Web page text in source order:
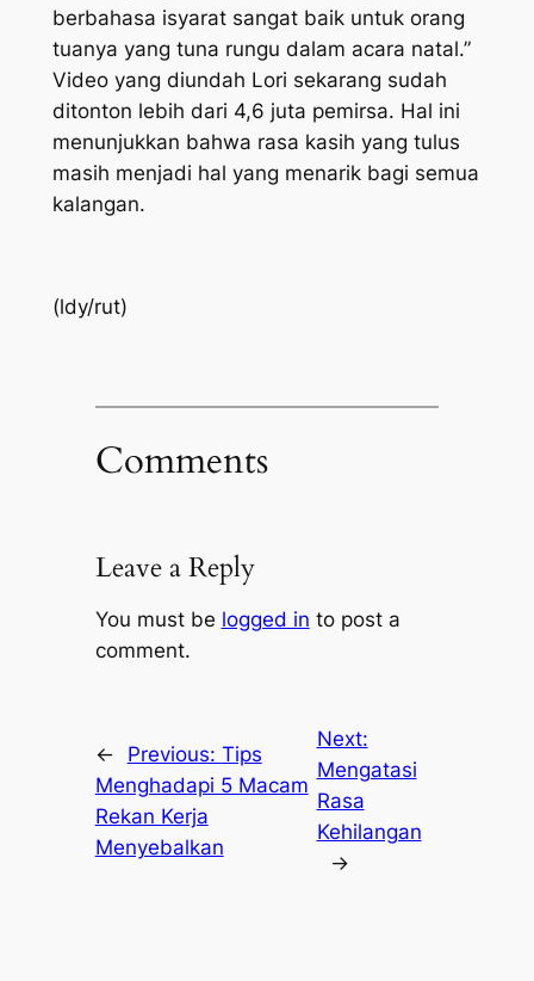
berbahasa isyarat sangat baik untuk orang
tuanya yang tuna rungu dalam acara natal.”
Video yang diundah Lori sekarang sudah
ditonton lebih dari 4,6 juta pemirsa. Hal ini
menunjukkan bahwa rasa kasih yang tulus
masih menjadi hal yang menarik bagi semua
kalangan.
(ldy/rut)
Comments
Leave a Reply
You must be logged in to post a
comment.
← Previous: Tips
Menghadapi 5 Macam
Rekan Kerja
Menyebalkan
Next:
Mengatasi
Rasa
Kehilangan
→